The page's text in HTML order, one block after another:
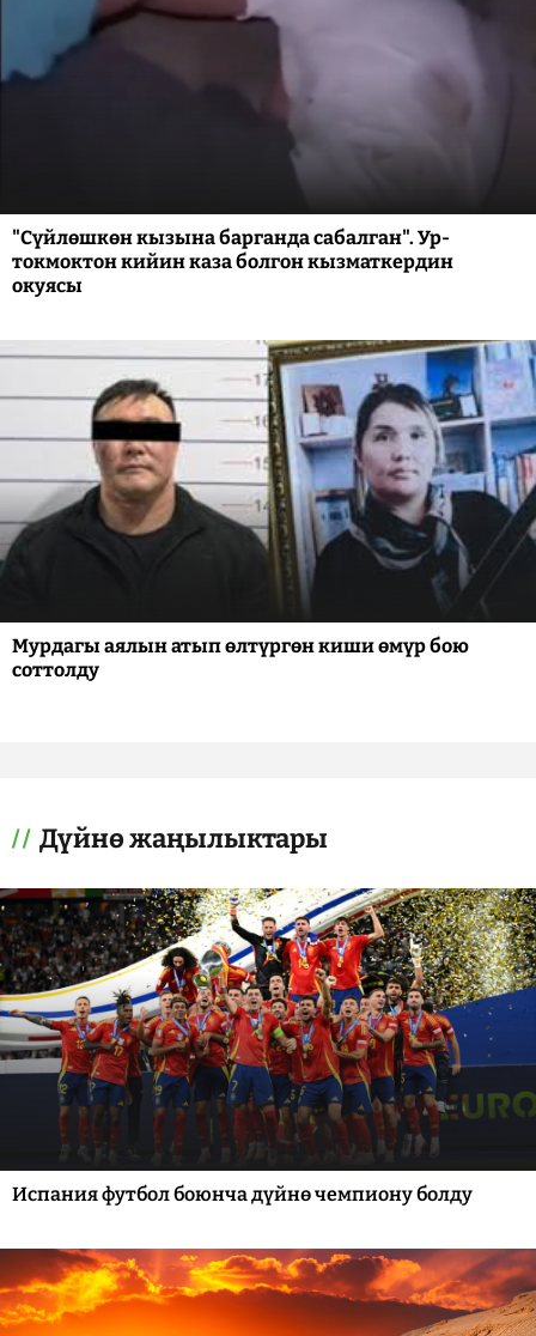
"Сүйлөшкөн кызына барганда сабалган". Ур-
токмоктон кийин каза болгон кызматкердин
окуясы
Мурдагы аялын атып өлтүргөн киши өмүр бою
соттолду
Дүйнө жаңылыктары
Испания футбол боюнча дүйнө чемпиону болду